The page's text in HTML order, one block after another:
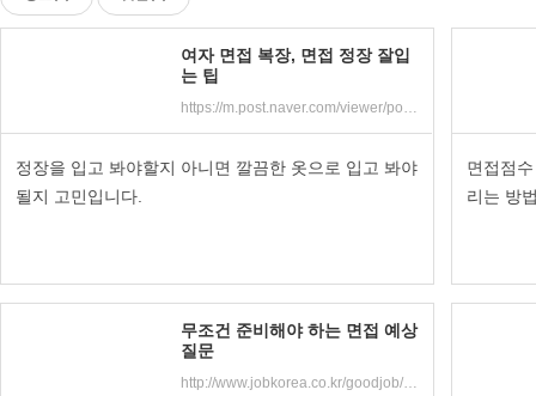
여자 면접 복장, 면접 정장 잘입
는 팁
https://m.post.naver.com/viewer/postView.nhn?volumeNo=17804058&memberNo=17918705&searchKeyword=%EC%97%AC%EC%84%B1%20%EB%A9%B4%EC%A0%91&searchRank=2
정장을 입고 봐야할지 아니면 깔끔한 옷으로 입고 봐야
될지 고민입니다.
면접점
리는 방
무조건 준비해야 하는 면접 예상
질문
http://www.jobkorea.co.kr/goodjob/tip/View?News_No=15537&schCtgr=120002&Page=1